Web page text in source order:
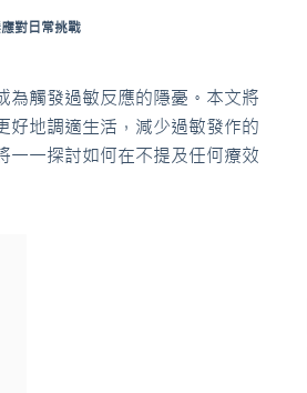
對日常挑戰
為觸發過敏反應的隱憂。本文將
好地調適生活，減少過敏發作的
一一探討如何在不提及任何療效